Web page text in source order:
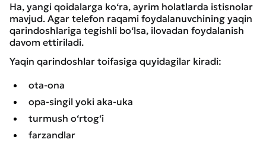
Ha, yangi qoidalarga ko‘ra, ayrim holatlarda istisnolar
mavjud. Agar telefon raqami foydalanuvchining yaqin
qarindoshlariga tegishli bo‘lsa, ilovadan foydalanish
davom ettiriladi.
Yaqin qarindoshlar toifasiga quyidagilar kiradi:
ota-ona
opa-singil yoki aka-uka
turmush o‘rtog‘i
farzandlar